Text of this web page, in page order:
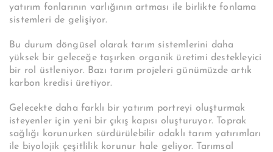
yatırım fonlarının varlığının artması ile birlikte fonlama
sistemleri de gelişiyor.
Bu durum döngüsel olarak tarım sistemlerini daha
yüksek bir geleceğe taşırken organik üretimi destekleyici
bir rol üstleniyor. Bazı tarım projeleri günümüzde artık
karbon kredisi üretiyor.
Gelecekte daha farklı bir yatırım portreyi oluşturmak
isteyenler için yeni bir çıkış kapısı oluşturuyor. Toprak
sağlığı korunurken sürdürülebilir odaklı tarım yatırımları
ile biyolojik çeşitlilik korunur hale geliyor. Tarımsal